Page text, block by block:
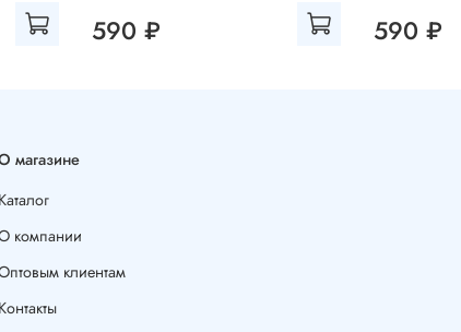
590 ₽ 590 ₽
магазине
Каталог
компании
клиентам
Контакты